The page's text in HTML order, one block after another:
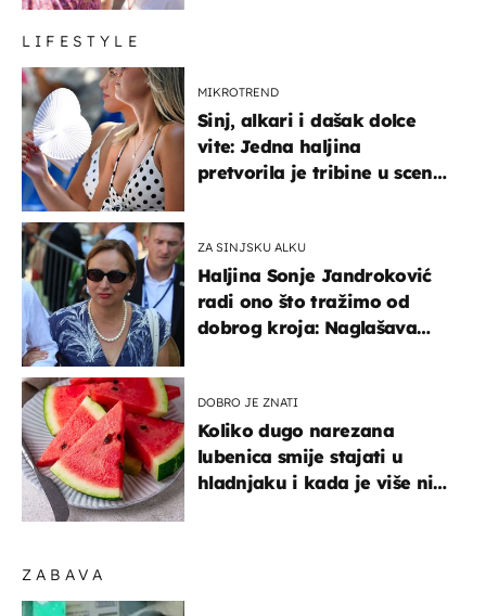
ZABAVA
LIFESTYLE
MIKROTREND
Sinj, alkari i dašak dolce
vite: Jedna haljina
pretvorila je tribine u scenu
ZA SINJSKU ALKU
Haljina Sonje Jandroković
radi ono što tražimo od
dobrog kroja: Naglašava
DOBRO JE ZNATI
Koliko dugo narezana
lubenica smije stajati u
hladnjaku i kada je više nije